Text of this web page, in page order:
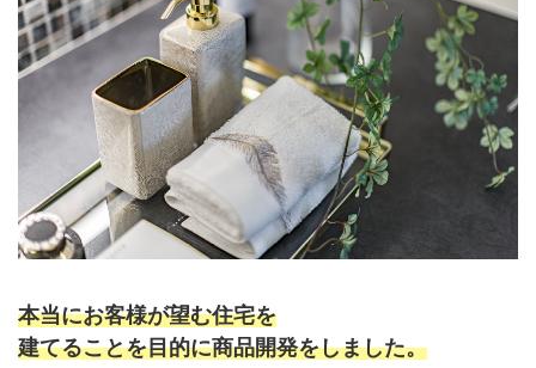
本当にお客様が望む住宅を
建てることを目的に商品開発をしました。